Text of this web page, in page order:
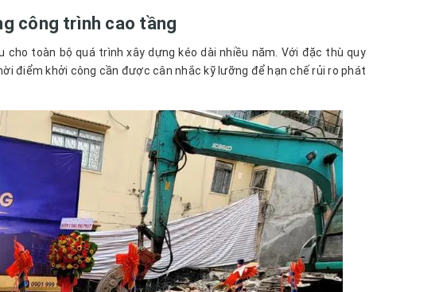
công trình cao tầng
toàn bộ quá trình xây dựng kéo dài nhiều năm. Với đặc thù quy
điểm khởi công cần được cân nhắc kỹ lưỡng để hạn chế rủi ro phát